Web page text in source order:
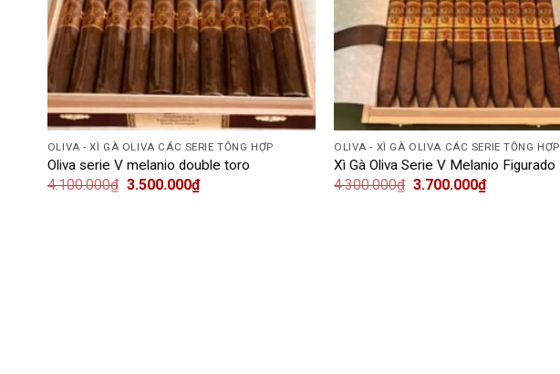
OLIVA - XÌ GÀ OLIVA CÁC SERIE TỔNG HỢP
Oliva serie V melanio double toro
4.100.000₫ 3.500.000₫
OLIVA - XÌ GÀ OLIVA CÁC SERIE TỔNG HỢP
Xì Gà Oliva Serie V Melanio Figurado
4.300.000₫ 3.700.000₫